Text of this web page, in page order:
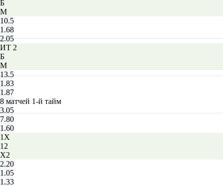
Б
М
10.5
1.68
2.05
ИТ 2
Б
М
13.5
1.83
1.87
8 матчей 1-й тайм
3.05
7.80
1.60
1X
12
X2
2.20
1.05
1.33